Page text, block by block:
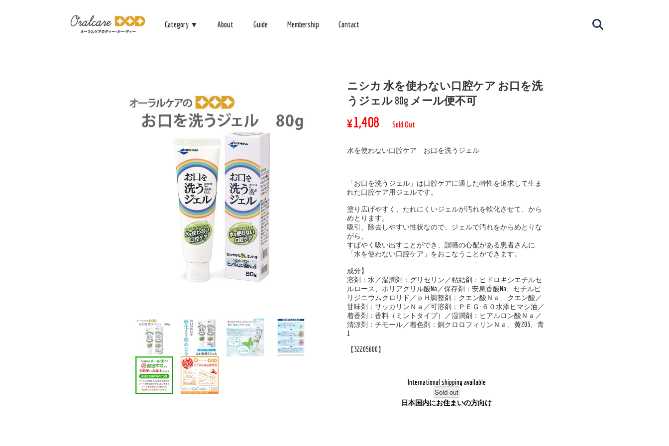
Category ▼ About Guide Membership Contact
ニシカ 水を使わない口腔ケア お口を洗
うジェル 80g メール便不可
¥1,408 Sold Out
水を使わない口腔ケア お口を洗うジェル
「お口を洗うジェル」は口腔ケアに適した特性を追求して生ま
れた口腔ケア用ジェルです。
塗り広げやすく、たれにくいジェルが汚れを軟化させて、から
めとります。
吸引、除去しやすい性状なので、ジェルで汚れをからめとりな
がら、
すばやく吸い出すことができ、誤嚥の心配がある患者さんに
「水を使わない口腔ケア」をおこなうことができます。
成分】
溶剤：水／湿潤剤：グリセリン／粘結剤：ヒドロキシエチルセ
ルロース、ポリアクリル酸Na／保存剤：安息香酸Na、セチルピ
リジニウムクロリド／ｐＨ調整剤：クエン酸Ｎａ、クエン酸／
甘味剤：サッカリンＮａ／可溶剤：ＰＥＧ−６０水添ヒマシ油／
着香剤：香料（ミントタイプ）／湿潤剤：ヒアルロン酸Ｎａ／
清涼剤：チモール／着色剤：銅クロロフィリンＮａ、黄203、青
1
【32205600】
International shipping available
Sold out
日本国内にお住まいの方向け